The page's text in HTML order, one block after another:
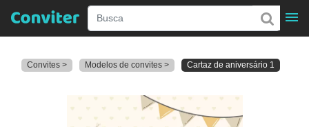
Convites > Modelos de convites > Cartaz de aniversário 1